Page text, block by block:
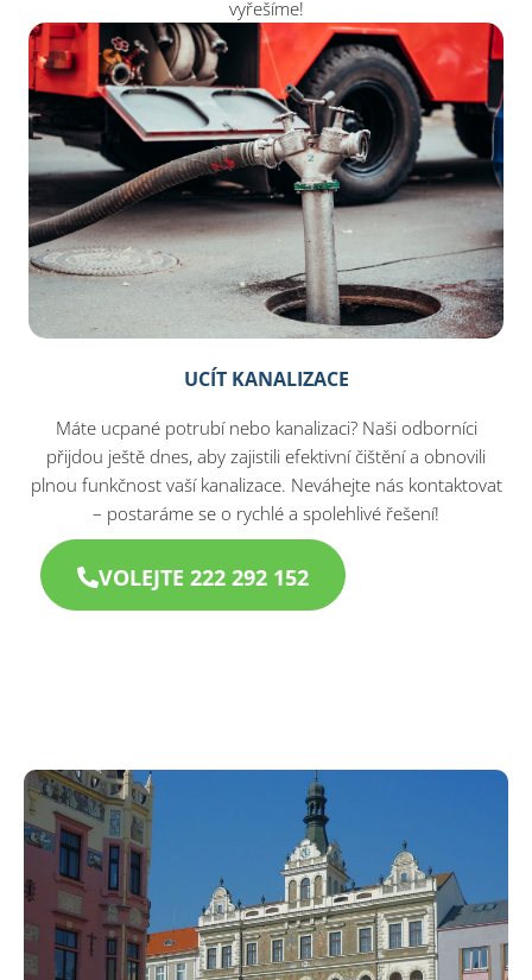
vyřešíme!
UCÍT KANALIZACE
Máte ucpané potrubí nebo kanalizaci? Naši odborníci
přijdou ještě dnes, aby zajistili efektivní čištění a obnovili
plnou funkčnost vaší kanalizace. Neváhejte nás kontaktovat
– postaráme se o rychlé a spolehlivé řešení!
VOLEJTE 222 292 152